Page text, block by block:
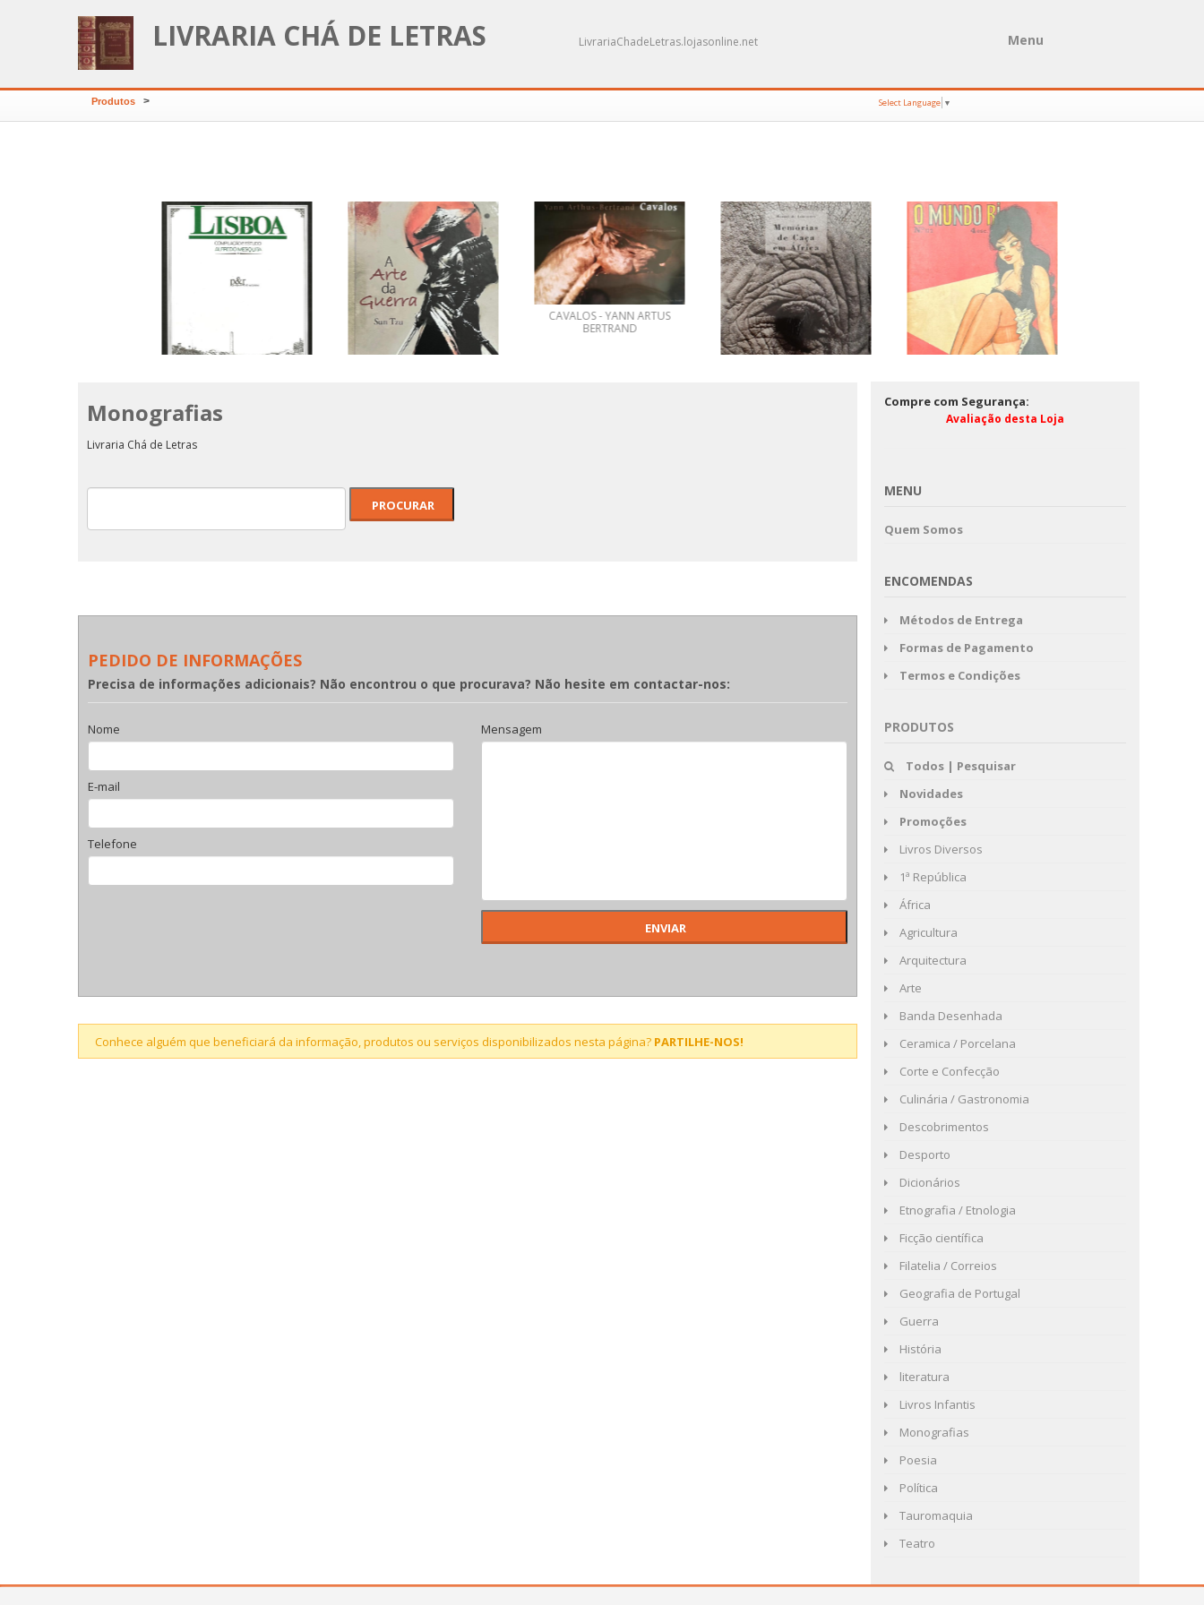
LIVRARIA CHÁ DE LETRAS LivrariaChadeLetras.lojasonline.net Menu
Produtos > Select Language ▼
Fidelíssima
ESTUDO POR ALFREDO
CAVALOS - YANN ARTUS
BERTRAND
O Mundo Ri
Monografias
Livraria Chá de Letras
PEDIDO DE INFORMAÇÕES
Precisa de informações adicionais? Não encontrou o que procurava? Não hesite em contactar-nos:
Nome
E-mail
Telefone
Mensagem
Conhece alguém que beneficiará da informação, produtos ou serviços disponibilizados nesta página? PARTILHE-NOS!
Compre com Segurança:
Avaliação desta Loja
MENU
Quem Somos
ENCOMENDAS
Métodos de Entrega
Formas de Pagamento
Termos e Condições
PRODUTOS
Todos | Pesquisar
Novidades
Promoções
Livros Diversos
1ª República
África
Agricultura
Arquitectura
Arte
Banda Desenhada
Ceramica / Porcelana
Corte e Confecção
Culinária / Gastronomia
Descobrimentos
Desporto
Dicionários
Etnografia / Etnologia
Ficção científica
Filatelia / Correios
Geografia de Portugal
Guerra
História
literatura
Livros Infantis
Monografias
Poesia
Política
Tauromaquia
Teatro